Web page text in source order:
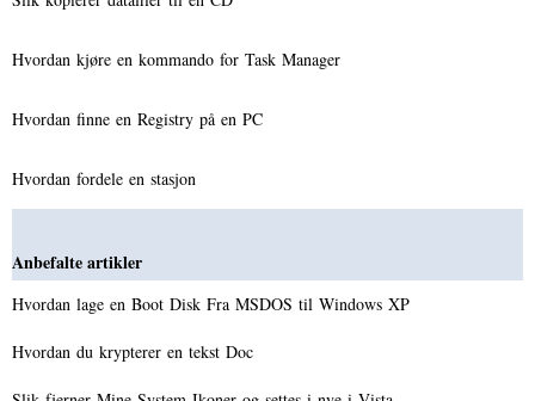
Hvordan kjøre en kommando for Task Manager
Hvordan finne en Registry på en PC
Hvordan fordele en stasjon
Anbefalte artikler
Hvordan lage en Boot Disk Fra MSDOS til Windows XP
Hvordan du krypterer en tekst Doc